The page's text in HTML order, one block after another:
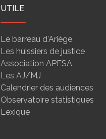
UTILE
Le barreau d'Ariège
Les huissiers de justice
Association APESA
Les AJ/MJ
Calendrier des audiences
Observatoire statistiques
Lexique